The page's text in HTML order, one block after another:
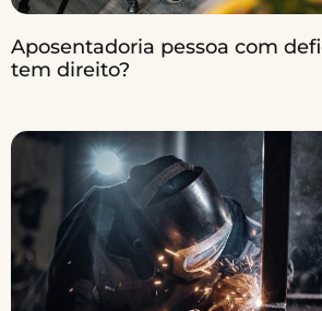
Aposentadoria pessoa com
tem direito?